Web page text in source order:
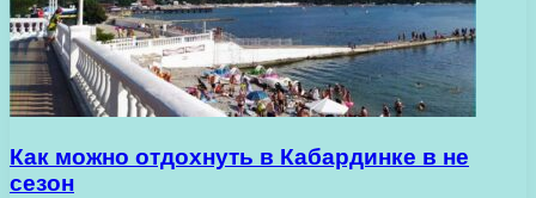
Как можно отдохнуть в Кабардинке в не
сезон